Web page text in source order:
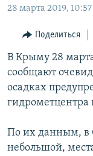
навигации
Вернутся
поиску
КАРТА ВОЕННЫХ
11 ЛЕТ
ИСТОРИЯ
ЕЩЕ
ИНТЕРАКТИВ
ИНФОГРАФИКА
ТЕЛЕПРОЕКТ
ПРОПАВШИЕ БЕЗ
РАДІО СВОБОДА
КАК ОБОЙТИ
Українською
Qırımtatar
28 марта 2019, 10:57
Поделиться
В Крыму 28
сообщают
осадках
гидрометцентра
По их данным, в
небольшой,